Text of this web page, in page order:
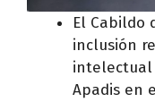
El Cabildo
inclusión
intelectual
Apadis en